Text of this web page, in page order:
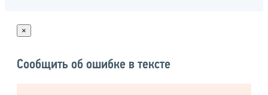
×
Сообщить об ошибке в тексте